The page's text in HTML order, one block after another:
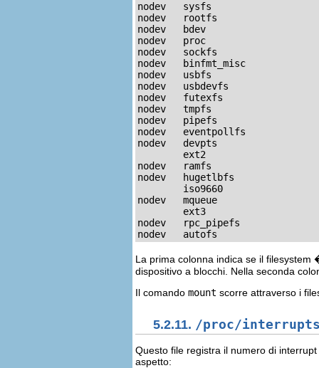
nodev   sysfs
nodev   rootfs
nodev   bdev
nodev   proc
nodev   sockfs
nodev   binfmt_misc
nodev   usbfs
nodev   usbdevfs
nodev   futexfs
nodev   tmpfs
nodev   pipefs
nodev   eventpollfs
nodev   devpts
        ext2
nodev   ramfs
nodev   hugetlbfs
        iso9660
nodev   mqueue
        ext3
nodev   rpc_pipefs
nodev   autofs
La prima colonna indica se il
dispositivo a blocchi. Nella seconda
Il comando mount scorre attraverso i
5.2.11. /proc/
Questo file registra il numero di
aspetto: